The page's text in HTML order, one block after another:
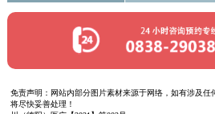
免责声明：网站内部分图片素材来源于网络，如有涉及任
将尽快妥善处理！